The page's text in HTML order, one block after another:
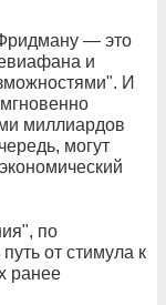
— это
и
И
миллиардов
могут
по
от стимула к
ранее